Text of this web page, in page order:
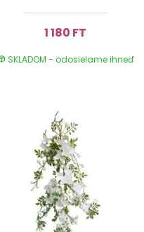
1 180 FT
SKLADOM - odosielame ihneď